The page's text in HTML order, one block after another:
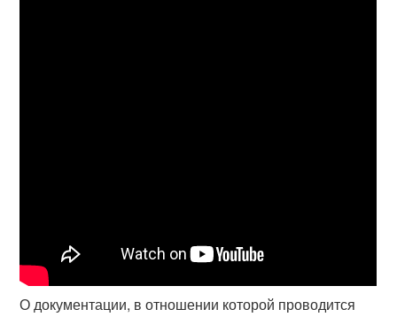
О документации, в отношении которой проводится